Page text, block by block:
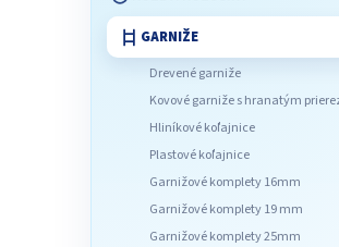
GARNIŽE
Drevené garniže
Kovové garniže s hranatým
Hliníkové koľajnice
Plastové koľajnice
Garnižové komplety 16mm
Garnižové komplety 19 mm
Garnižové komplety 25mm